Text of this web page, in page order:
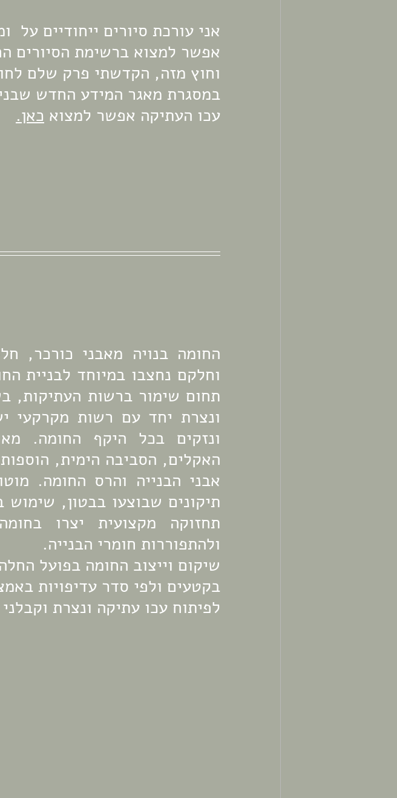
אני עורכת סיורים ייחודיים על
אפשר למצוא ברשימת הסיורים
וחוץ מזה, הקדשתי פרק שלם
במסגרת מאגר המידע החדש
עכו העתיקה אפשר למצוא כאן.
וחלקם נחצבו במיוחד לבניית
ולהתפוררות חומרי הבנייה.
בקטעים ולפי סדר עדיפויות
לפיתוח עכו עתיקה ונצרת